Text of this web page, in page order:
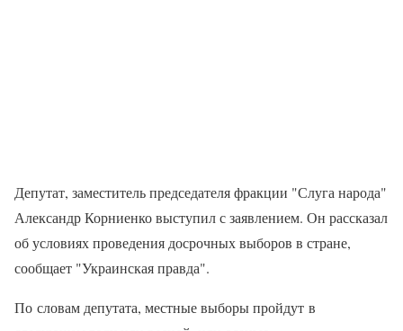
Депутат, заместитель председателя фракции "Слуга народа"
Александр Корниенко выступил с заявлением. Он рассказал
об условиях проведения досрочных выборов в стране,
сообщает "Украинская правда".
По словам депутата, местные выборы пройдут в